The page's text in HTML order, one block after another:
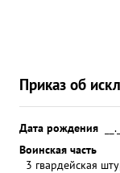
Приказ об
Дата рождения
Воинская часть
3 гвардейская